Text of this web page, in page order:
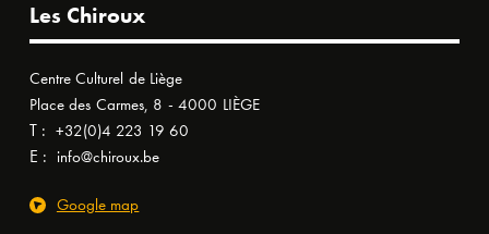
Les Chiroux
Centre Culturel de Liège
Place des Carmes, 8 - 4000 LIÈGE
T : +32(0)4 223 19 60
E : info@chiroux.be
Google map